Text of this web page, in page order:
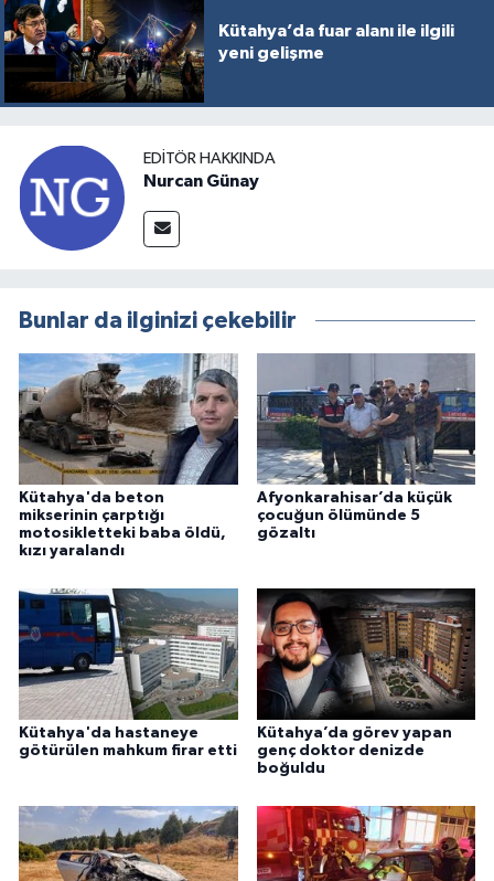
Kütahya’da fuar alanı ile ilgili
yeni gelişme
EDITÖR HAKKINDA
Nurcan Günay
Bunlar da ilginizi çekebilir
Kütahya'da beton
mikserinin çarptığı
motosikletteki baba öldü,
kızı yaralandı
Afyonkarahisar’da küçük
çocuğun ölümünde 5
gözaltı
Kütahya'da hastaneye
götürülen mahkum firar etti
Kütahya’da görev yapan
genç doktor denizde
boğuldu